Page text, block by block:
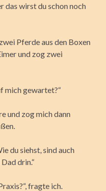
das wirst du schon noch
Pferde aus den Boxen
und zog zwei
mich gewartet?“
und zog mich dann
du siehst, sind auch
drin.“
fragte ich.